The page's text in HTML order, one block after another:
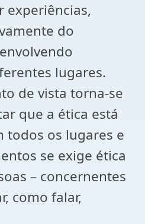
experiências,
do
lugares.
de vista torna-se
que a ética está
todos os lugares e
se exige ética
– concernentes
como falar,